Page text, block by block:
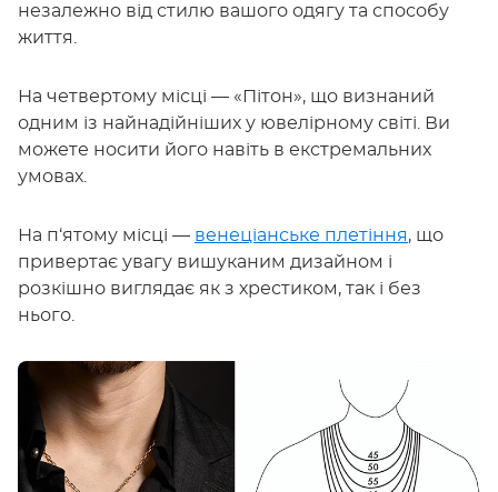
незалежно від стилю вашого одягу та способу
життя.
На четвертому місці — «Пітон», що визнаний
одним із найнадійніших у ювелірному світі. Ви
можете носити його навіть в екстремальних
умовах.
На п‘ятому місці — венеціанське плетіння, що
привертає увагу вишуканим дизайном і
розкішно виглядає як з хрестиком, так і без
нього.
Переглянути